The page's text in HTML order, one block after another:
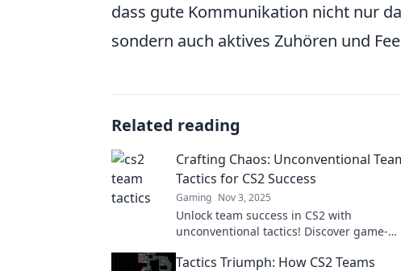
dass gute Kommunikation nicht nur
sondern auch aktives Zuhören und
Related reading
Crafting Chaos: Unconventional
Tactics for CS2 Success
Gaming Nov 3, 2025
Unlock team success in CS2 with
unconventional tactics! Discover game-
Tactics Triumph: How CS2 Teams